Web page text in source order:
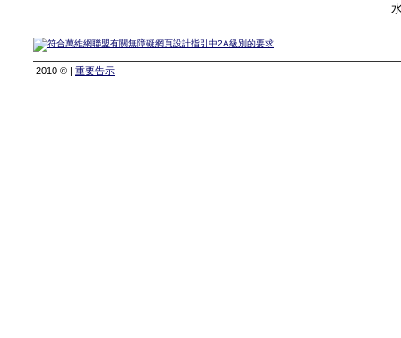
2010 © | 重要告示